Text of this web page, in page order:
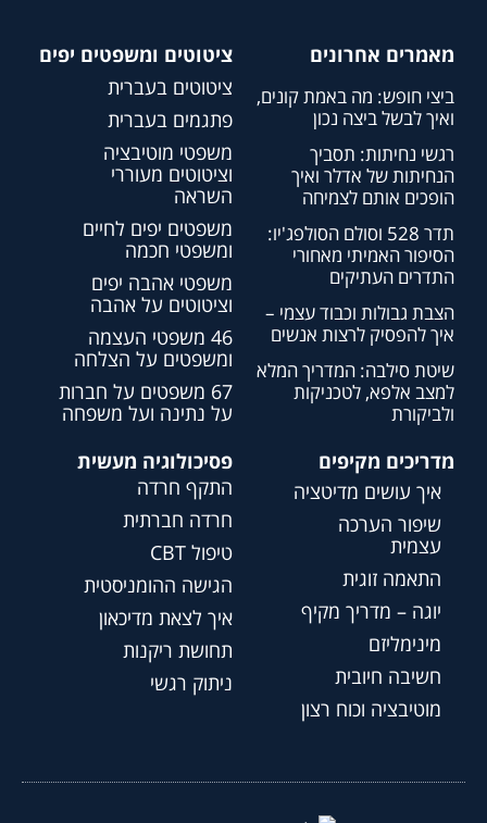
מאמרים אחרונים
ביצי חופש: מה באמת קונים,
ואיך לבשל ביצה נכון
רגשי נחיתות: תסביך
הנחיתות של אדלר ואיך
הופכים אותם לצמיחה
תדר 528 וסולם הסולפג'יו:
הסיפור האמיתי מאחורי
התדרים העתיקים
הצבת גבולות וכבוד עצמי –
איך להפסיק לרצות אנשים
שיטת סילבה: המדריך המלא
למצב אלפא, לטכניקות
ולביקורת
ציטוטים ומשפטים יפים
ציטוטים בעברית
פתגמים בעברית
משפטי מוטיבציה
וציטוטים מעוררי
השראה
משפטים יפים לחיים
ומשפטי חכמה
משפטי אהבה יפים
וציטוטים על אהבה
46 משפטי העצמה
ומשפטים על הצלחה
67 משפטים על חברות
על נתינה ועל משפחה
מדריכים מקיפים
איך עושים מדיטציה
שיפור הערכה
עצמית
התאמה זוגית
יוגה – מדריך מקיף
מינימליזם
חשיבה חיובית
מוטיבציה וכוח רצון
פסיכולוגיה מעשית
התקף חרדה
חרדה חברתית
טיפול CBT
הגישה ההומניסטית
איך לצאת מדיכאון
תחושת ריקנות
ניתוק רגשי